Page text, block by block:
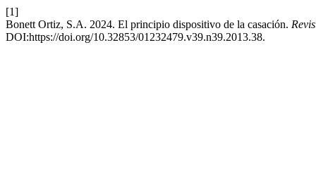
[1]
Bonett Ortiz, S.A. 2024. El principio dispositivo de la casación.
DOI:https://doi.org/10.32853/01232479.v39.n39.2013.38.